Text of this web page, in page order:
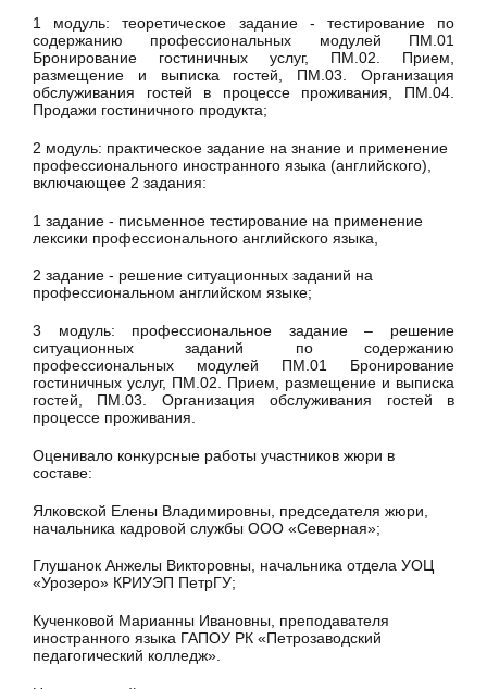
1 модуль: теоретическое задание - тестирование по
содержанию профессиональных модулей ПМ.01
Бронирование гостиничных услуг, ПМ.02. Прием,
размещение и выписка гостей, ПМ.03. Организация
обслуживания гостей в процессе проживания, ПМ.04.
Продажи гостиничного продукта;
2 модуль: практическое задание на знание и применение
профессионального иностранного языка (английского),
включающее 2 задания:
1 задание - письменное тестирование на применение
лексики профессионального английского языка,
2 задание - решение ситуационных заданий на
профессиональном английском языке;
3 модуль: профессиональное задание – решение
ситуационных заданий по содержанию
профессиональных модулей ПМ.01 Бронирование
гостиничных услуг, ПМ.02. Прием, размещение и выписка
гостей, ПМ.03. Организация обслуживания гостей в
процессе проживания.
Оценивало конкурсные работы участников жюри в
составе:
Ялковской Елены Владимировны, председателя жюри,
начальника кадровой службы ООО «Северная»;
Глушанок Анжелы Викторовны, начальника отдела УОЦ
«Урозеро» КРИУЭП ПетрГУ;
Кученковой Марианны Ивановны, преподавателя
иностранного языка ГАПОУ РК «Петрозаводский
педагогический колледж».